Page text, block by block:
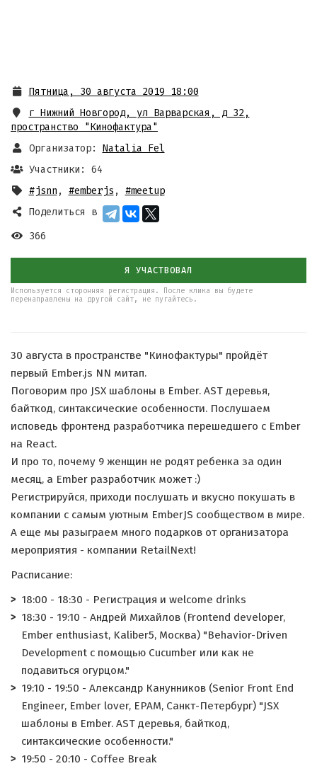
Пятница, 30 августа 2019 18:00
г Нижний Новгород, ул Варварская, д 32,
пространство "Кинофактура"
Организатор:
Natalia Fel
Участники: 64
#jsnn , #emberjs , #meetup
Поделиться в
366
Я УЧАСТВОВАЛ
Используется сторонняя регистрация. После клика вы будете
перенаправлены на другой сайт, не пугайтесь.
30 августа в пространстве "Кинофактуры" пройдёт
первый Ember.js NN митап.
Поговорим про JSX шаблоны в Ember. AST деревья,
байткод, синтаксические особенности. Послушаем
исповедь фронтенд разработчика перешедшего с Ember
на React.
И про то, почему 9 женщин не родят ребенка за один
месяц, а Ember разработчик может :)
Регистрируйся, приходи послушать и вкусно покушать в
компании с самым уютным EmberJS сообществом в мире.
А еще мы разыграем много подарков от организатора
мероприятия - компании RetailNext!
Расписание:
18:00 - 18:30 - Регистрация и welcome drinks
18:30 - 19:10 - Андрей Михайлов (Frontend developer,
Ember enthusiast, Kaliber5, Москва) "Behavior-Driven
Development с помощью Cucumber или как не
подавиться огурцом."
19:10 - 19:50 - Александр Канунников (Senior Front End
Engineer, Ember lover, EPAM, Санкт-Петербург) "JSX
шаблоны в Ember. AST деревья, байткод,
синтаксические особенности."
19:50 - 20:10 - Coffee Break